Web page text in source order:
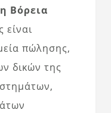
Βόρεια
είναι
πώλησης,
δικών της